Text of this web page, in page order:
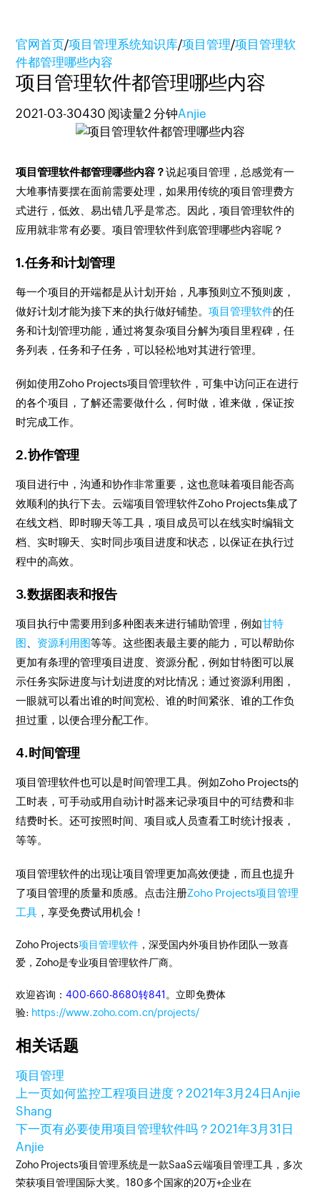
官网首页/项目管理系统知识库/项目管理/项目管理软
件都管理哪些内容
项目管理软件都管理哪些内容
2021-03-30430 阅读量2 分钟Anjie
项目管理软件都管理哪些内容？说起项目管理，总感觉有一
大堆事情要摆在面前需要处理，如果用传统的项目管理费方
式进行，低效、易出错几乎是常态。因此，项目管理软件的
应用就非常有必要。项目管理软件到底管理哪些内容呢？
1.任务和计划管理
每一个项目的开端都是从计划开始，凡事预则立不预则废，
做好计划才能为接下来的执行做好铺垫。项目管理软件的任
务和计划管理功能，通过将复杂项目分解为项目里程碑，任
务列表，任务和子任务，可以轻松地对其进行管理。
例如使用Zoho Projects项目管理软件，可集中访问正在进行
的各个项目，了解还需要做什么，何时做，谁来做，保证按
时完成工作。
2.协作管理
项目进行中，沟通和协作非常重要，这也意味着项目能否高
效顺利的执行下去。云端项目管理软件Zoho Projects集成了
在线文档、即时聊天等工具，项目成员可以在线实时编辑文
档、实时聊天、实时同步项目进度和状态，以保证在执行过
程中的高效。
3.数据图表和报告
项目执行中需要用到多种图表来进行辅助管理，例如甘特
图
资源利用图等等。这些图表最主要的能力，可以帮助你
更加有条理的管理项目进度、资源分配，例如甘特图可以展
示任务实际进度与计划进度的对比情况；通过资源利用图，
一眼就可以看出谁的时间宽松、谁的时间紧张、谁的工作负
担过重，以便合理分配工作。
4.时间管理
项目管理软件也可以是时间管理工具。例如Zoho Projects的
工时表，可手动或用自动计时器来记录项目中的可结费和非
结费时长。还可按照时间、项目或人员查看工时统计报表，
等等。
项目管理软件的出现让项目管理更加高效便捷，而且也提升
了项目管理的质量和质感。点击注册Zoho Projects项目管理
工具 ，享受免费试用机会！
Zoho Projects项目管理软件 ，深受国内外项目协作团队一致喜
爱，Zoho是专业项目管理软件厂商。
欢迎咨询：400-660-8680转841 。立即免费体
验: https://www.zoho.com.cn/projects/
相关话题
项目管理
上一页如何监控工程项目进度？2021年3月24日Anjie
Shang
下一页有必要使用项目管理软件吗？2021年3月31日
Anjie
Zoho Projects项目管理系统是一款SaaS云端项目管理工具，多次
荣获项目管理国际大奖。180多个国家的20万+企业在